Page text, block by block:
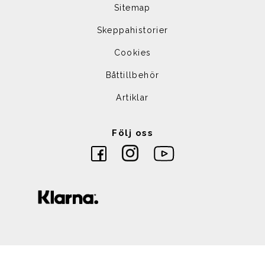
Sitemap
Skeppahistorier
Cookies
Båttillbehör
Artiklar
Följ oss